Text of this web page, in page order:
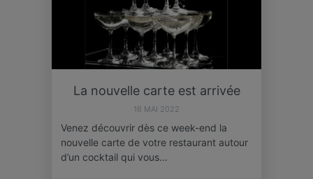
La nouvelle carte est arrivée
16 MAI 2022
Venez découvrir dès ce week-end la
nouvelle carte de votre restaurant autour
d’un cocktail qui vous…